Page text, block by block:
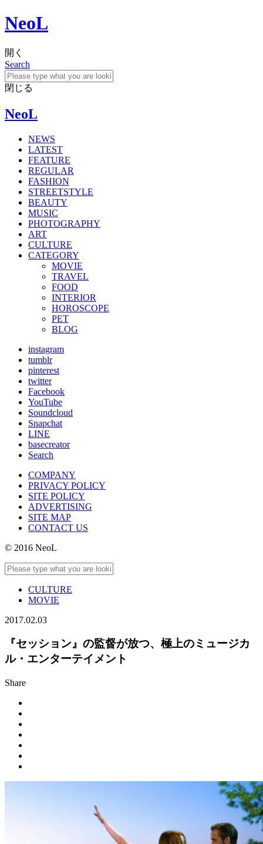
NeoL
開く
Search
閉じる
NeoL
NEWS
LATEST
FEATURE
REGULAR
FASHION
STREETSTYLE
BEAUTY
MUSIC
PHOTOGRAPHY
ART
CULTURE
CATEGORY
MOVIE
TRAVEL
FOOD
INTERIOR
HOROSCOPE
PET
BLOG
instagram
tumblr
pinterest
twitter
Facebook
YouTube
Soundcloud
Snapchat
LINE
basecreator
Search
COMPANY
PRIVACY POLICY
SITE POLICY
ADVERTISING
SITE MAP
CONTACT US
© 2016 NeoL
CULTURE
MOVIE
2017.02.03
『セッション』の監督が放つ、極上のミュージカ
ル・エンターテイメント
Share